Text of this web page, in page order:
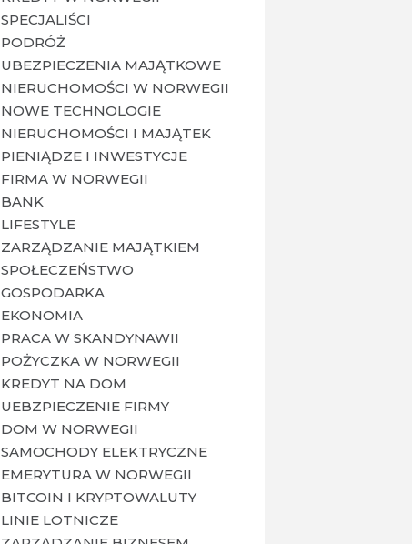
SPECJALIŚCI
PODRÓŻ
UBEZPIECZENIA MAJĄTKOWE
NIERUCHOMOŚCI W NORWEGII
NOWE TECHNOLOGIE
NIERUCHOMOŚCI I MAJĄTEK
PIENIĄDZE I INWESTYCJE
FIRMA W NORWEGII
BANK
LIFESTYLE
ZARZĄDZANIE MAJĄTKIEM
SPOŁECZEŃSTWO
GOSPODARKA
EKONOMIA
PRACA W SKANDYNAWII
POŻYCZKA W NORWEGII
KREDYT NA DOM
UEBZPIECZENIE FIRMY
DOM W NORWEGII
SAMOCHODY ELEKTRYCZNE
EMERYTURA W NORWEGII
BITCOIN I KRYPTOWALUTY
LINIE LOTNICZE